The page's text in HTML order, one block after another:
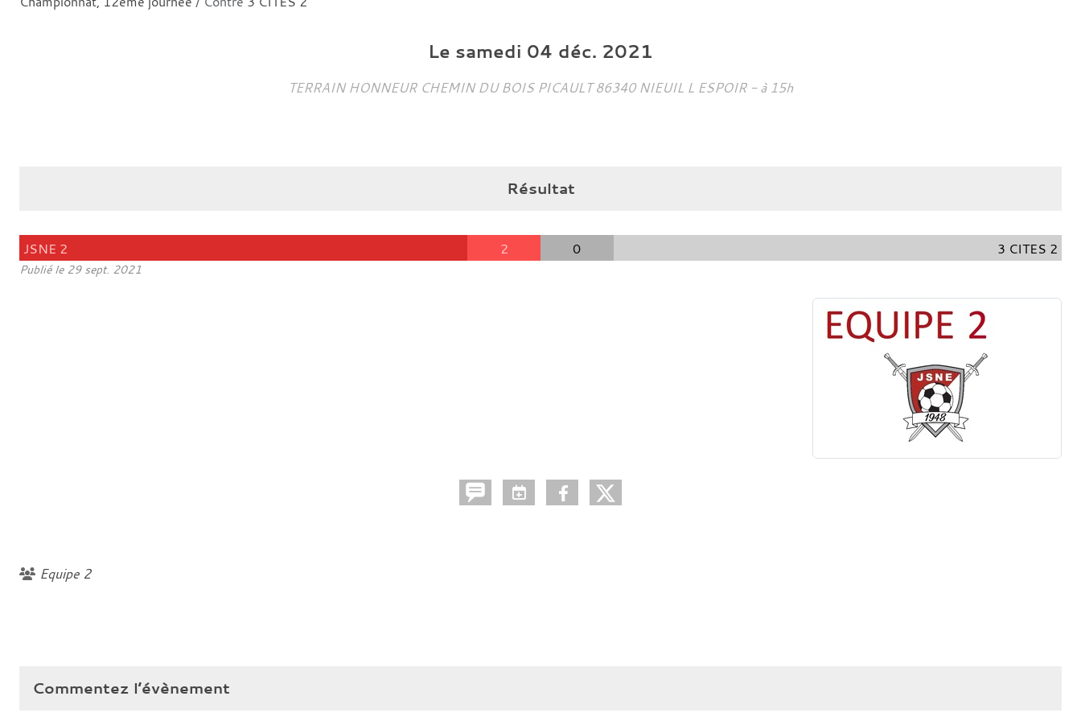
Le samedi 04 déc. 2021
TERRAIN HONNEUR CHEMIN DU BOIS PICAULT 86340 NIEUIL L ESPOIR - à 15h
Résultat
JSNE 2 2 0 3 CITES 2
Publié le 29 sept. 2021
Equipe 2
Commentez l’évènement